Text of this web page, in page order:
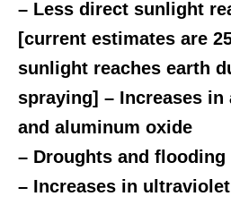
– Less direct sunlight
[current estimates are
sunlight reaches earth
spraying] – Increases
and aluminum oxide
– Droughts and flooding
– Increases in